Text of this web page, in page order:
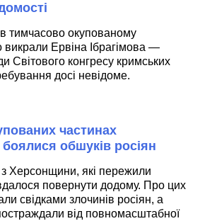
тимчасово окупованому
викрали Ервіна Ібрагімова —
Світового конгресу кримських
досі невідоме.
частинах
обшуків росіян
з Херсонщини, які пережили
повернути додому. Про цих
свідками злочинів росіян, а
від повномасштабної